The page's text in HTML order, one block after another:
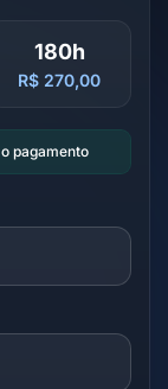
180h
R$ 270,00
pagamento